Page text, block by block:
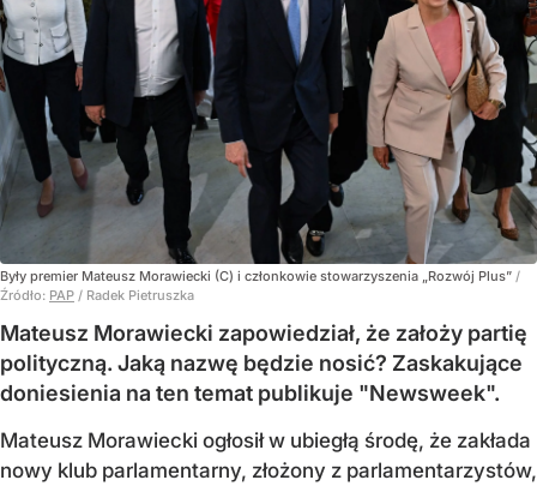
Były premier Mateusz Morawiecki (C) i członkowie stowarzyszenia „Rozwój Plus” /
Źródło: PAP / Radek Pietruszka
Mateusz Morawiecki zapowiedział, że założy partię
polityczną. Jaką nazwę będzie nosić? Zaskakujące
doniesienia na ten temat publikuje "Newsweek".
Mateusz Morawiecki ogłosił w ubiegłą środę, że zakłada
nowy klub parlamentarny, złożony z parlamentarzystów,